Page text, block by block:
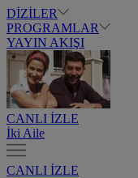
DİZİLER
PROGRAMLAR
YAYIN AKIŞI
CANLI İZLE
İki Aile
CANLI İZLE